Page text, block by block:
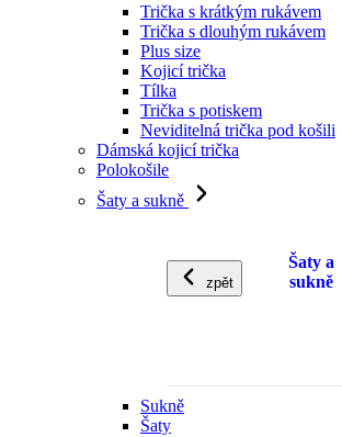
Trička s krátkým rukávem
Trička s dlouhým rukávem
Plus size
Kojicí trička
Tílka
Trička s potiskem
Neviditelná trička pod košili
Dámská kojicí trička
Polokošile
Šaty a sukně
zpět
Šaty a
sukně
Sukně
Šaty